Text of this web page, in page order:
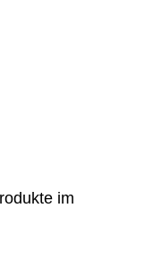
im